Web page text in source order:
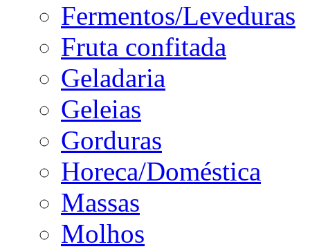
Fermentos/Leveduras
Fruta confitada
Geladaria
Geleias
Gorduras
Horeca/Doméstica
Massas
Molhos